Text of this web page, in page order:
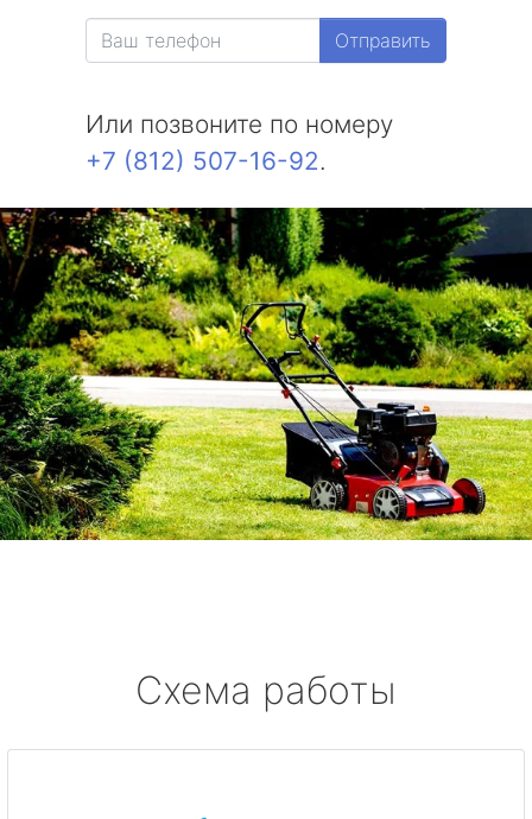
Отправить
Или позвоните по номеру
+7 (812) 507-16-92.
Схема работы